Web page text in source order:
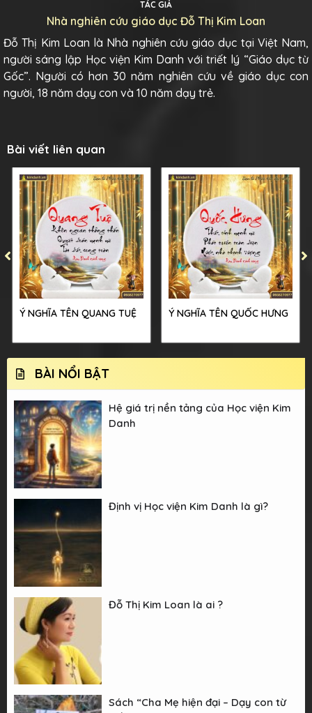
TÁC GIẢ
Nhà nghiên cứu giáo dục Đỗ Thị Kim Loan
Đỗ Thị Kim Loan là Nhà nghiên cứu giáo dục tại Việt Nam,
người sáng lập Học viện Kim Danh với triết lý “Giáo dục từ
Gốc”. Người có hơn 30 năm nghiên cứu về giáo dục con
người, 18 năm dạy con và 10 năm dạy trẻ.
Bài viết liên quan
Ý NGHĨA TÊN QUANG TUỆ Ý NGHĨA TÊN QUỐC HƯNG
BÀI NỔI BẬT
Hệ giá trị nền tảng của Học viện Kim
Danh
Định vị Học viện Kim Danh là gì?
Đỗ Thị Kim Loan là ai ?
Sách “Cha Mẹ hiện đại – Dạy con từ